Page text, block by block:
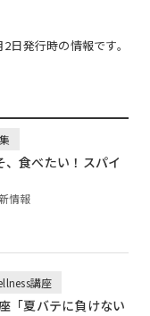
日発行時の情報です。
、食べたい！スパイ
情報
講座
「夏バテに負けない